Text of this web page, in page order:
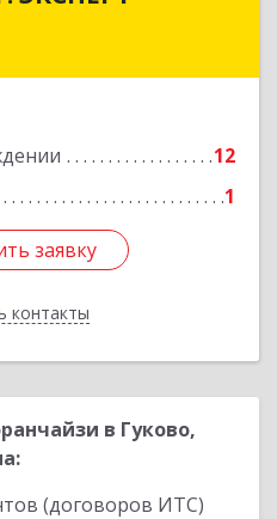
12
1
заявку
контакты
обл, Новошахтинск г,
заявку
в Гуково,
(договоров ИТС)